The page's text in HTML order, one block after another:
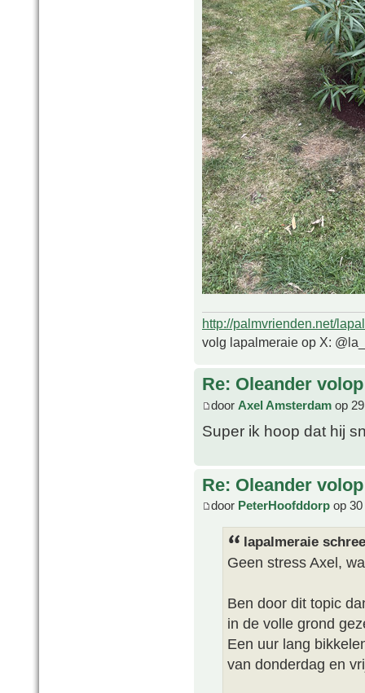
http://palmvrienden.net/
volg lapalmeraie op X:
Re: Oleander
door Axel Amsterdam op
Super ik hoop dat hij
Re: Oleander
door PeterHoofddorp op
lapalmeraie
Geen stress Axel,
Ben door dit topic
in de volle grond
Een uur lang
van donderdag en